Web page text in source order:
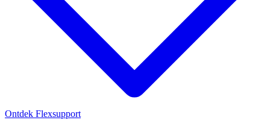
Ontdek Flexsupport